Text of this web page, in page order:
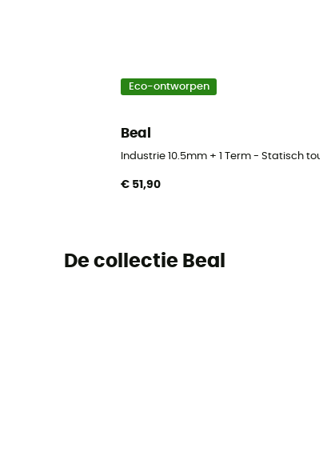
Eco-ontworpen
Beal
Industrie 10.5mm + 1 Term - Statisch touw
€ 51,90
De collectie Beal